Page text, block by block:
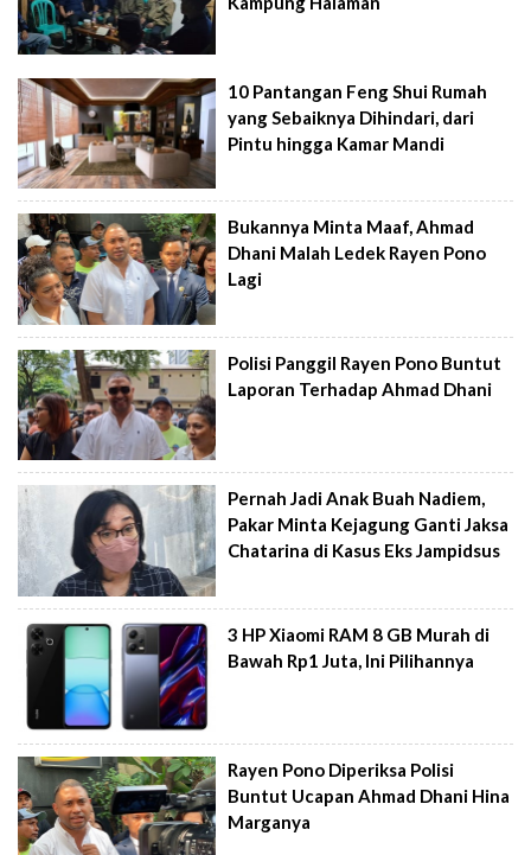
10 Pantangan Feng Shui Rumah
yang Sebaiknya Dihindari, dari
Pintu hingga Kamar Mandi
Bukannya Minta Maaf, Ahmad
Dhani Malah Ledek Rayen Pono
Lagi
Polisi Panggil Rayen Pono Buntut
Laporan Terhadap Ahmad Dhani
Pernah Jadi Anak Buah Nadiem,
Pakar Minta Kejagung Ganti Jaksa
Chatarina di Kasus Eks Jampidsus
3 HP Xiaomi RAM 8 GB Murah di
Bawah Rp1 Juta, Ini Pilihannya
Rayen Pono Diperiksa Polisi
Buntut Ucapan Ahmad Dhani Hina
Marganya